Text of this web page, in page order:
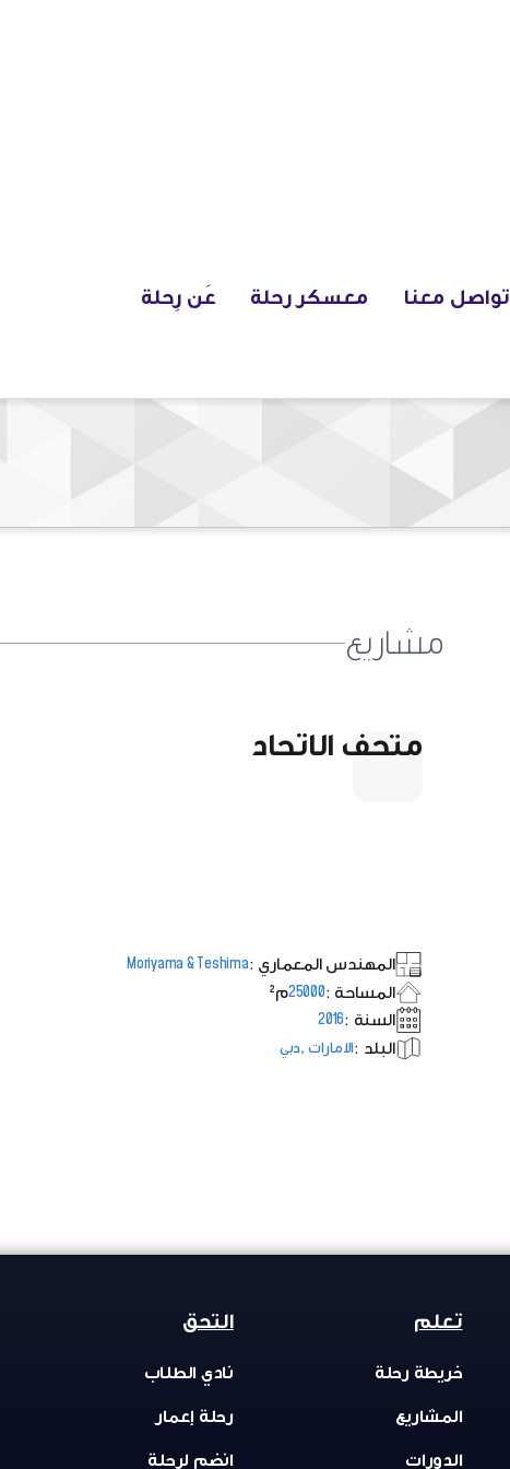
تواصل معنا معسكر رحلة عَن رِحلة
مشاريع
متحف الاتحاد
المهندس المعماري :Moriyama & Teshima
المساحة :25000م²
السنة :2016
البلد :الامارات ,دبي
تعلم
خريطة رحلة
المشاريع
الدورات
التحق
نادي الطلاب
رحلة إعمار
انضم لرحلة